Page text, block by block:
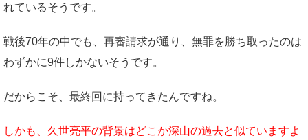
れているそうです。
戦後70年の中でも、再審請求が通り、無罪を勝ち取ったのは
わずかに9件しかないそうです。
だからこそ、最終回に持ってきたんですね。
しかも、久世亮平の背景はどこか深山の過去と似ていますよ